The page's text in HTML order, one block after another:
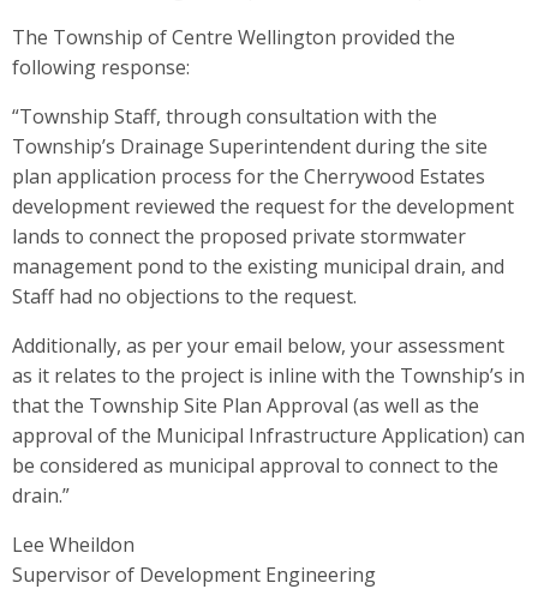
The Township of Centre Wellington provided the
following response:
“Township Staff, through consultation with the
Township’s Drainage Superintendent during the site
plan application process for the Cherrywood Estates
development reviewed the request for the development
lands to connect the proposed private stormwater
management pond to the existing municipal drain, and
Staff had no objections to the request.
Additionally, as per your email below, your assessment
as it relates to the project is inline with the Township’s in
that the Township Site Plan Approval (as well as the
approval of the Municipal Infrastructure Application) can
be considered as municipal approval to connect to the
drain.”
Lee Wheildon
Supervisor of Development Engineering